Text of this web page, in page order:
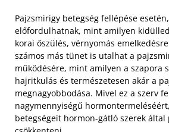
Pajzsmirigy betegség fellépése
előfordulhatnak, mint amilyen
korai őszülés, vérnyomás
számos más tünet is utalhat a
működésére, mint amilyen a szapora
hajritkulás és természetesen akár a
megnagyobbodása. Mivel ez a szerv
nagymennyiségű
betegségeit hormon-gátló szerek által